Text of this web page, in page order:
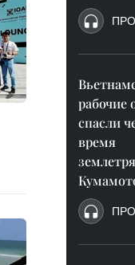
рабочие
спасли
время